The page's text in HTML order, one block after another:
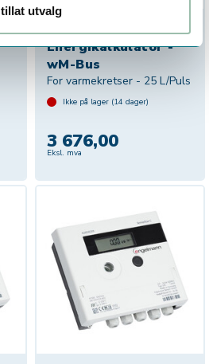
tillat utvalg
Sensostar C,
Energikalkulator -
wM-Bus
For varmekretser - 25 L/Puls
Ikke på lager (14 dager)
3 676,00
Eksl. mva